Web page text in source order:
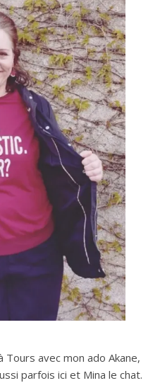
Tours avec mon ado Akane,
parfois ici et Mina le chat.